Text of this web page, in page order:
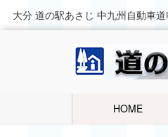
大分 道の駅あさじ 中九州自動車
HOME